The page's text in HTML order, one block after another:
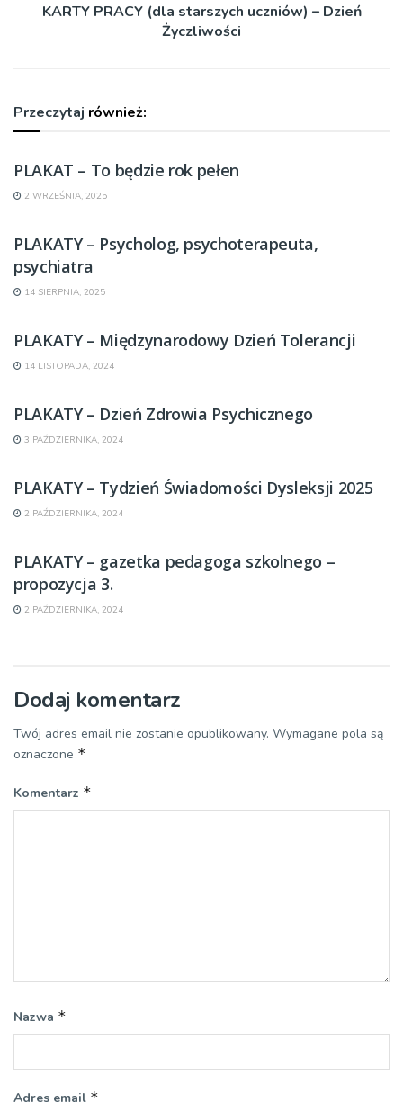
KARTY PRACY (dla starszych uczniów) – Dzień
Życzliwości
Przeczytaj również:
PLAKAT – To będzie rok pełen
2 WRZEŚNIA, 2025
PLAKATY – Psycholog, psychoterapeuta,
psychiatra
14 SIERPNIA, 2025
PLAKATY – Międzynarodowy Dzień Tolerancji
14 LISTOPADA, 2024
PLAKATY – Dzień Zdrowia Psychicznego
3 PAŹDZIERNIKA, 2024
PLAKATY – Tydzień Świadomości Dysleksji 2025
2 PAŹDZIERNIKA, 2024
PLAKATY – gazetka pedagoga szkolnego –
propozycja 3.
2 PAŹDZIERNIKA, 2024
Dodaj komentarz
Twój adres email nie zostanie opublikowany. Wymagane pola są
oznaczone *
Komentarz *
Nazwa *
Adres email *